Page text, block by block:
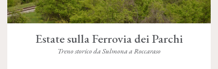
Estate sulla Ferrovia dei Parchi
Treno storico da Sulmona a Roccaraso